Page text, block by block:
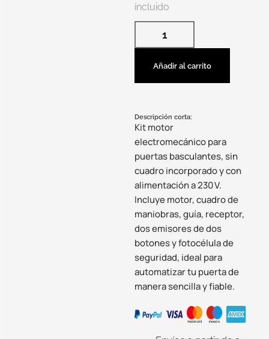
incluido
Añadir al carrito
Descripción corta:
Kit motor
electromecánico para
puertas basculantes, sin
cuadro incorporado y con
alimentación a 230 V.
Incluye motor, cuadro de
maniobras, guía, receptor,
dos emisores de dos
botones y fotocélula de
seguridad, ideal para
automatizar tu puerta de
manera sencilla y fiable.